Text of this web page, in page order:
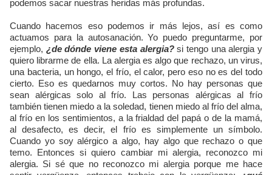
podemos sacar nuestras heridas más profundas.
Cuando hacemos eso podemos ir más lejos, así es como
actuamos para la autosanación. Yo puedo preguntarme, por
ejemplo, ¿de dónde viene esta alergia?si tengo una alergia y
quiero librarme de ella. La alergia es algo que rechazo, un virus,
una bacteria, un hongo, el frío, el calor, pero eso no es del todo
cierto. Eso es quedarnos muy cortos. No hay personas que
sean alérgicas solo al frío. Las personas alérgicas al frío
también tienen miedo a la soledad, tienen miedo al frío del alma,
al frío en los sentimientos, a la frialdad del papá o de la mamá,
al desafecto, es decir, el frío es simplemente un símbolo.
Cuando yo soy alérgico a algo, hay algo que rechazo o que
temo. Entonces si quiero cambiar mi alergia, reconozco mi
alergia. Si sé que no reconozco mi alergia porque me hace